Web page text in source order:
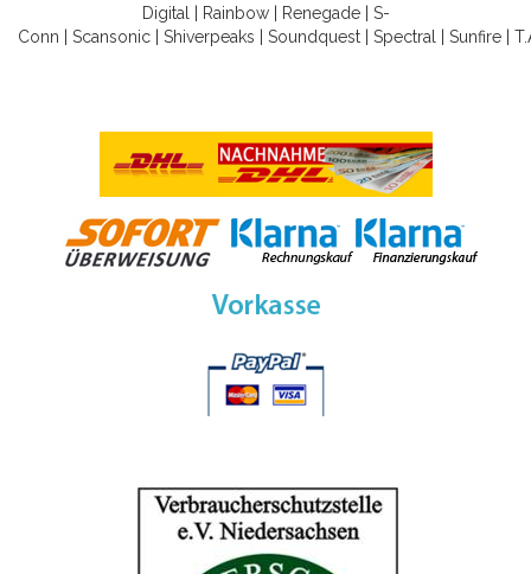
Digital
Rainbow| Renegade| S-
Conn
Scansonic Shiverpeaks Soundquest Spectral Sunfire